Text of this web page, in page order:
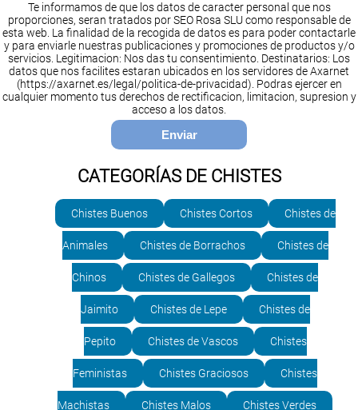
Te informamos de que los datos de caracter personal que nos
proporciones, seran tratados por SEO Rosa SLU como responsable de
esta web. La finalidad de la recogida de datos es para poder contactarle
y para enviarle nuestras publicaciones y promociones de productos y/o
servicios. Legitimacion: Nos das tu consentimiento. Destinatarios: Los
datos que nos facilites estaran ubicados en los servidores de Axarnet
(https://axarnet.es/legal/politica-de-privacidad). Podras ejercer en
cualquier momento tus derechos de rectificacion, limitacion, supresion y
acceso a los datos.
CATEGORÍAS DE CHISTES
Chistes Buenos Chistes Cortos Chistes de
Animales Chistes de Borrachos Chistes de
Chinos Chistes de Gallegos Chistes de
Jaimito Chistes de Lepe Chistes de
Pepito Chistes de Vascos Chistes
Feministas Chistes Graciosos Chistes
Machistas Chistes Malos Chistes Verdes